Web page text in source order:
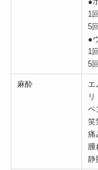
1
5
●
1
5
麻酔
エ
ペ
笑
痛
腫
静